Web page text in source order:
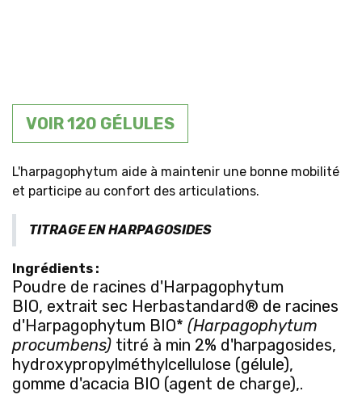
VOIR 120 GÉLULES
L'harpagophytum aide à maintenir une bonne mobilité
et participe au confort des articulations.
TITRAGE EN HARPAGOSIDES
Ingrédients :
Poudre de racines d'Harpagophytum
BIO, extrait sec Herbastandard® de racines
d'Harpagophytum BIO* (Harpagophytum
procumbens) titré à min 2% d'harpagosides,
hydroxypropylméthylcellulose (gélule),
gomme d'acacia BIO (agent de charge),.